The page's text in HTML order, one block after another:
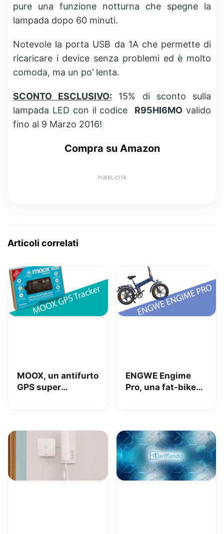
pure una funzione notturna che spegne la
lampada dopo 60 minuti.
Notevole la porta USB da 1A che permette di
ricaricare i device senza problemi ed è molto
comoda, ma un po’ lenta.
SCONTO ESCLUSIVO: 15% di sconto sulla
lampada LED con il codice R95HI6MO valido
fino al 9 Marzo 2016!
Compra su Amazon
PUBBLICITÀ
Articoli correlati
MOOX, un antifurto
GPS super
solo: la nostra
ENGWE Engime
Pro, una fat-bike